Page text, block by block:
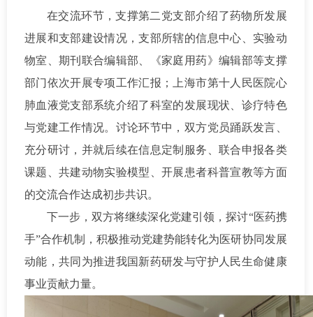
在交流环节，支撑第二党支部介绍了药物所发展
进展和支部建设情况，支部所辖的信息中心、实验动
物室、期刊联合编辑部、《家庭用药》编辑部等支撑
部门依次开展专项工作汇报；上海市第十人民医院心
肺血液党支部系统介绍了科室的发展现状、诊疗特色
与党建工作情况。讨论环节中，双方党员踊跃发言、
充分研讨，并就后续在信息定制服务、联合申报各类
课题、共建动物实验模型、开展患者科普宣教等方面
的交流合作达成初步共识。
下一步，双方将继续深化党建引领，探讨“医药携
手”合作机制，积极推动党建势能转化为医研协同发展
动能，共同为推进我国新药研发与守护人民生命健康
事业贡献力量。